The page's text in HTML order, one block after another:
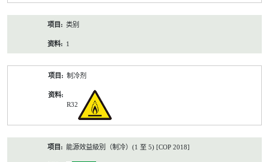
类别
1
制冷剂
R32
能源效益級別（制冷）(1 至 5) [COP 2018]